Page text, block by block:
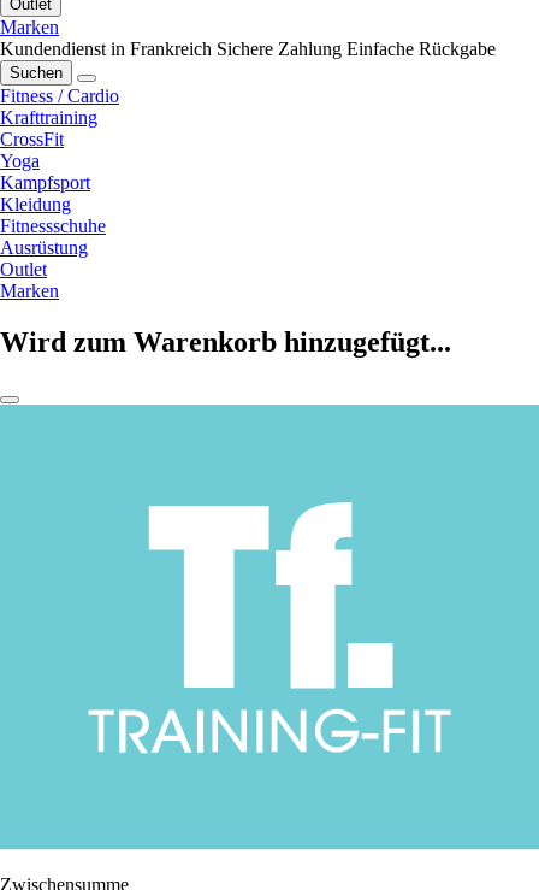
Outlet
Marken
Kundendienst in Frankreich Sichere Zahlung Einfache Rückgabe
Suchen
Fitness / Cardio
Krafttraining
CrossFit
Yoga
Kampfsport
Kleidung
Fitnessschuhe
Ausrüstung
Outlet
Marken
Wird zum Warenkorb hinzugefügt...
Zwischensumme